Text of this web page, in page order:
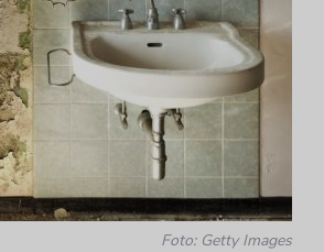
Foto: Getty Images